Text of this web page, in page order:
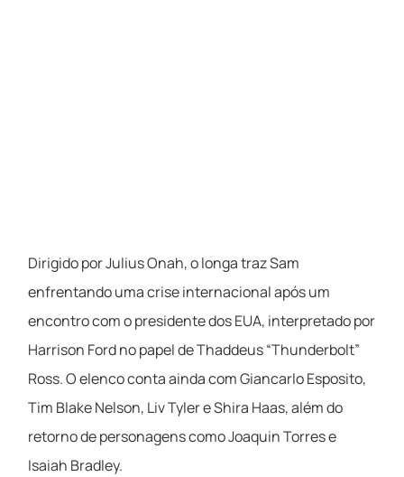
Dirigido por Julius Onah, o longa traz Sam
enfrentando uma crise internacional após um
encontro com o presidente dos EUA, interpretado por
Harrison Ford no papel de Thaddeus “Thunderbolt”
Ross. O elenco conta ainda com Giancarlo Esposito,
Tim Blake Nelson, Liv Tyler e Shira Haas, além do
retorno de personagens como Joaquin Torres e
Isaiah Bradley.